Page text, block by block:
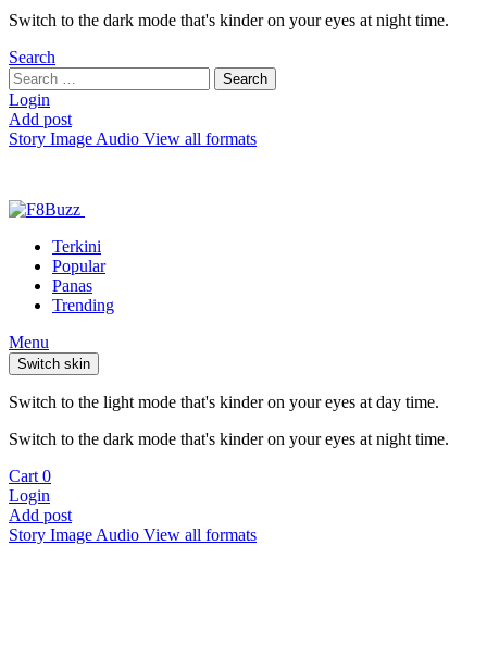
Switch to the dark mode that's kinder on your eyes at night time.
Search
Search
for:
Search
Login
Add post
Story Image Audio View all formats
Terkini
Popular
Panas
Trending
Menu
Switch skin
Switch to the light mode that's kinder on your eyes at day time.
Switch to the dark mode that's kinder on your eyes at night time.
Cart 0
Login
Add post
Story Image Audio View all formats